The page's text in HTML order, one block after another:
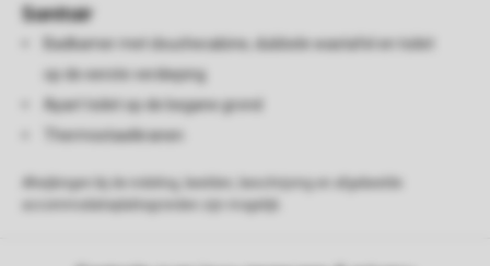
Sanitair
Badkamer met douchecabine, dubbele wastafel en toilet
op de eerste verdieping
Apart toilet op de begane grond
Thermostaatkranen